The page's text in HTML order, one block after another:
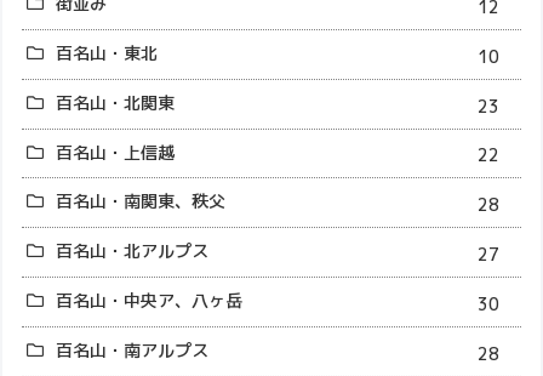
12
百名山・東北
10
百名山・北関東
23
百名山・上信越
22
百名山・南関東、秩父
28
百名山・北アルプス
27
百名山・中央ア、八ヶ岳
30
百名山・南アルプス
28